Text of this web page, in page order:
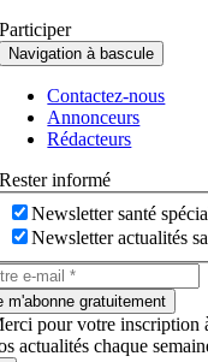
Participer
Navigation à bascule
Contactez-nous
Annonceurs
Rédacteurs
Rester informé
Newsletter santé
Newsletter actualités
m'abonne gratuitement
pour votre inscription
actualités chaque